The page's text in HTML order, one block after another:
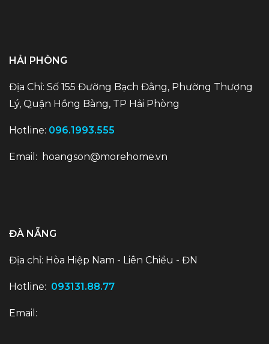
HẢI PHÒNG
Địa Chỉ: Số 155 Đường Bạch Đằng, Phường Thượng
Lý, Quận Hồng Bàng, TP Hải Phòng
Hotline: 096.1993.555
Email: hoangson@morehome.vn
ĐÀ NẴNG
Địa chỉ: Hòa Hiệp Nam - Liên Chiều - ĐN
Hotline: 093131.88.77
Email: